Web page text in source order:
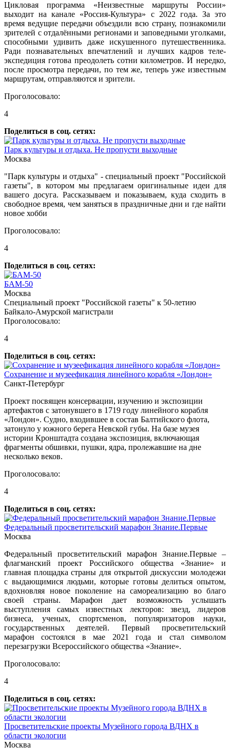
Цикловая программа «Неизвестные маршруты России»
выходит на канале «Россия-Культура» с 2022 года. За это
время ведущие передачи объездили всю страну, познакомили
зрителей с отдалёнными регионами и заповедными уголками,
способными удивить даже искушенного путешественника.
Ради познавательных впечатлений и лучших кадров теле-
экспедиция готова преодолеть сотни километров. И нередко,
после просмотра передачи, по тем же, теперь уже известным
маршрутам, отправляются и зрители.
Проголосовало:
4
Поделиться в соц. сетях:
Парк культуры и отдыха. Не пропусти выходные
Москва
"Парк культуры и отдыха" - специальный проект "Российской
газеты", в котором мы предлагаем оригинальные идеи для
вашего досуга. Рассказываем и показываем, куда сходить в
свободное время, чем заняться в праздничные дни и где найти
новое хобби
Проголосовало:
4
Поделиться в соц. сетях:
БАМ-50
Москва
Специальный проект "Российской газеты" к 50-летию
Байкало-Амурской магистрали
Проголосовало:
4
Поделиться в соц. сетях:
Сохранение и музеефикация линейного корабля «Лондон»
Санкт-Петербург
Проект посвящен консервации, изучению и экспозиции
артефактов с затонувшего в 1719 году линейного корабля
«Лондон». Судно, входившее в состав Балтийского флота,
затонуло у южного берега Невской губы. На базе музея
истории Кронштадта создана экспозиция, включающая
фрагменты обшивки, пушки, ядра, пролежавшие на дне
несколько веков.
Проголосовало:
4
Поделиться в соц. сетях:
Федеральный просветительский марафон Знание.Первые
Москва
Федеральный просветительский марафон Знание.Первые –
флагманский проект Российского общества «Знание» и
главная площадка страны для открытой дискуссии молодежи
с выдающимися людьми, которые готовы делиться опытом,
вдохновляя новое поколение на самореализацию во благо
своей страны. Марафон дает возможность услышать
выступления самых известных лекторов: звезд, лидеров
бизнеса, ученых, спортсменов, популяризаторов науки,
государственных деятелей. Первый просветительский
марафон состоялся в мае 2021 года и стал символом
перезагрузки Всероссийского общества «Знание».
Проголосовало:
4
Поделиться в соц. сетях:
Просветительские проекты Музейного города ВДНХ в
области экологии
Москва